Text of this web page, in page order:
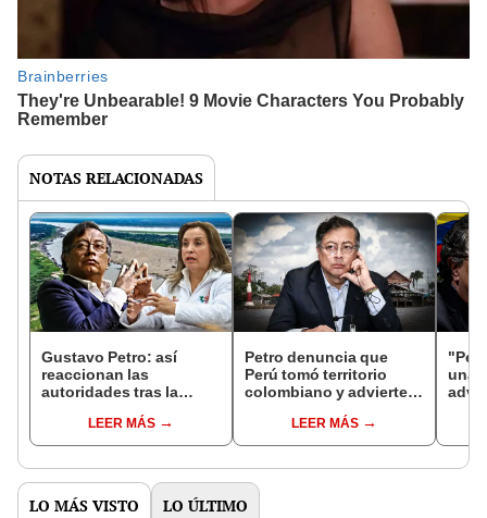
NOTAS RELACIONADAS
Gustavo Petro: así
reaccionan las
autoridades tras la
habría "copado"
territorio colombiano
LEER MÁS
Petro denuncia que
Perú tomó territorio
colombiano y advierte:
nuestra soberanía”
LEER MÁS
una
por
LO MÁS VISTO LO ÚLTIMO